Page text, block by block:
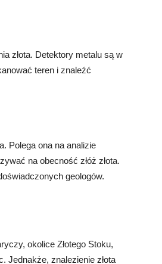
złota. Detektory metalu są w
teren i znaleźć
Polega ona na analizie
na obecność złóż złota.
geologów.
okolice Złotego Stoku,
Jednakże, znalezienie złota